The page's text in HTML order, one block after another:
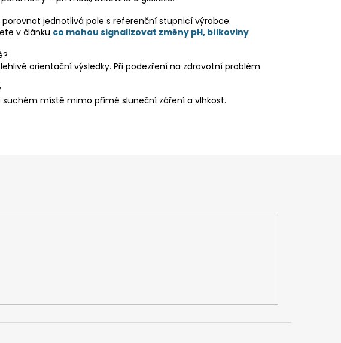
jednotlivá pole s referenční stupnicí výrobce.
v článku co mohou signalizovat změny pH, bílkoviny
orientační výsledky. Při podezření na zdravotní problém
místě mimo přímé sluneční záření a vlhkost.